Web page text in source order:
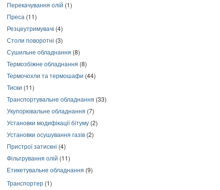
Перекачування олій (1)
Преса (11)
Резцеутримувачі (4)
Столи поворотні (3)
Сушильне обладнання (8)
Термозбіжне обладнання (8)
Термочохли та термошафи (44)
Тиски (11)
Транспортувальне обладнання (33)
Укупорювальне обладнання (7)
Установки модифікації бітуму (2)
Установки осушування газів (2)
Пристрої затискні (4)
Фільтрування олій (11)
Етикетувальне обладнання (9)
Транспортер (1)